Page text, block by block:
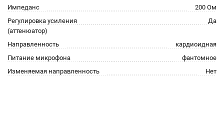
Импеданс
200 Ом
Регулировка усиления
(аттенюатор)
Да
Направленность
кардиоидная
Питание микрофона
фантомное
Изменяемая направленность
Нет